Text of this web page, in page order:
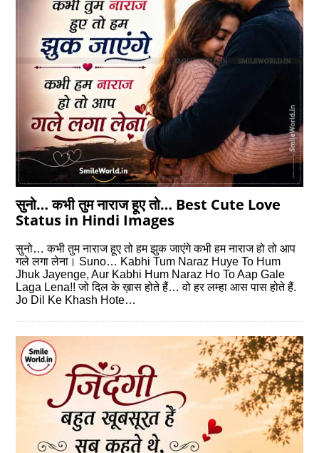
सुनो… कभी तुम नाराज हूए तो… Best Cute Love
Status in Hindi Images
सुनो… कभी तुम नाराज हूए तो हम झुक जाएंगे कभी हम नाराज हो तो आप
गले लगा लेना। Suno… Kabhi Tum Naraz Huye To Hum
Jhuk Jayenge, Aur Kabhi Hum Naraz Ho To Aap Gale
Laga Lena!! जो दिल के ख़ास होते हैं… वो हर लम्हा आस पास होते हैं.
Jo Dil Ke Khash Hote…